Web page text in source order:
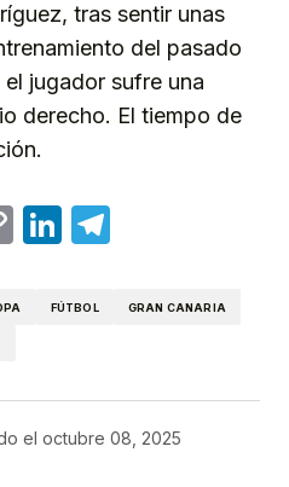
tras sentir unas
del pasado
jugador sufre una
derecho. El tiempo de
CopyLinkedIn
FÚTBOL GRAN CANARIA
el octubre 08, 2025